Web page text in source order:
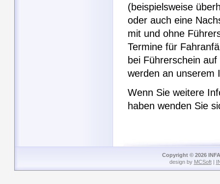
(beispielsweise
oder auch eine
mit und ohne
Termine für
bei Führerschein
werden an unserem
Wenn Sie weitere
haben wenden Sie
Copyright © 2026
design by MCSoft|